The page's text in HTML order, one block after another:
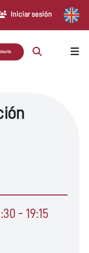
Iniciar sesión
- 19:15